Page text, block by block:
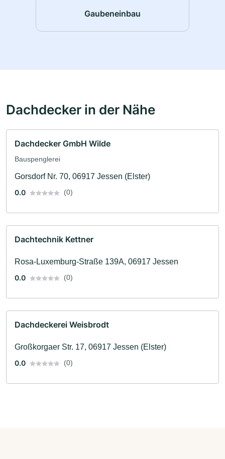
Gaubeneinbau
Dachdecker in der Nähe
Dachdecker GmbH Wilde
Bauspenglerei
Gorsdorf Nr. 70, 06917 Jessen (Elster)
0.0
(0)
Dachtechnik Kettner
Rosa-Luxemburg-Straße 139A, 06917 Jessen
0.0
(0)
Dachdeckerei Weisbrodt
Großkorgaer Str. 17, 06917 Jessen (Elster)
0.0
(0)